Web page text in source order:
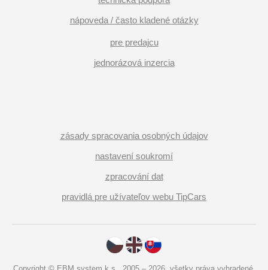
nápoveda / často kladené otázky
pre predajcu
jednorázová inzercia
zásady spracovania osobných údajov
nastavení soukromí
zpracování dat
pravidlá pre užívateľov webu TipCars